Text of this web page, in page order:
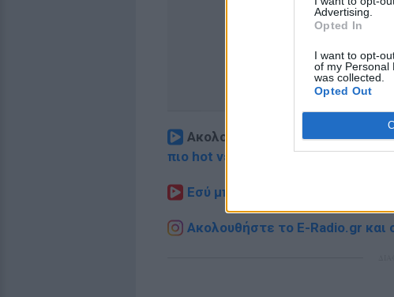
Advertising.
Opted In
I want to opt-
of my Personal
was collected.
Opted Out
Ακολουθήστε το E-Radio.gr στο
πιο hot νέα
Εσύ μπήκες στο E-Daily.gr; Τα
Ακολουθήστε το E-Radio.gr και